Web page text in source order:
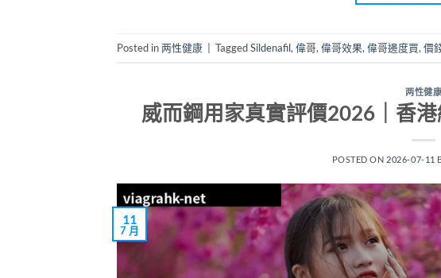
Posted in两性健康 TaggedSildenafil, 偉哥, 偉哥效果, 偉哥邊度買, 價
两性健
威而鋼用家真實評價2026｜香
POSTED ON 2026-07-11
11
7 月